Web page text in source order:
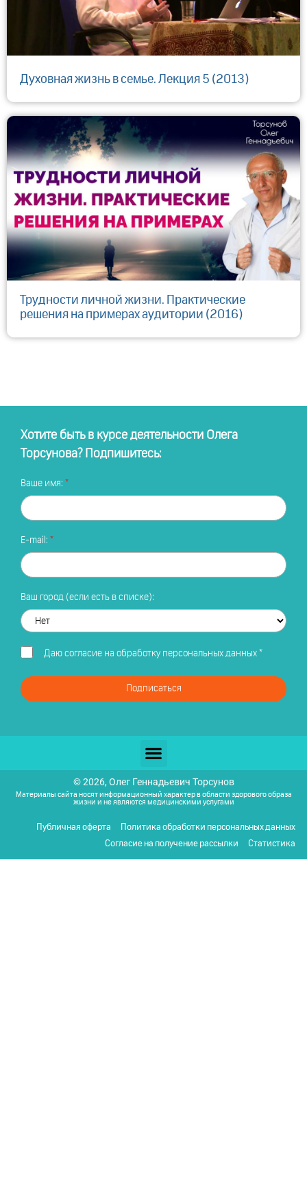
Духовная жизнь в семье. Лекция 5 (2013)
Трудности личной жизни. Практические
решения на примерах аудитории (2016)
Хотите быть в курсе деятельности Олега
Торсунова? Подпишитесь:
Ваше имя:
E-mail:
Ваш город (если есть в списке):
Даю согласие на обработку персональных данных*
Подписаться
© 2026, Олег Геннадьевич Торсунов
Материалы сайта носят информационный характер в области здорового образа
жизни и не являются медицинскими услугами
Публичная оферта
Политика обработки персональных данных
Согласие на получение рассылки
Статистика